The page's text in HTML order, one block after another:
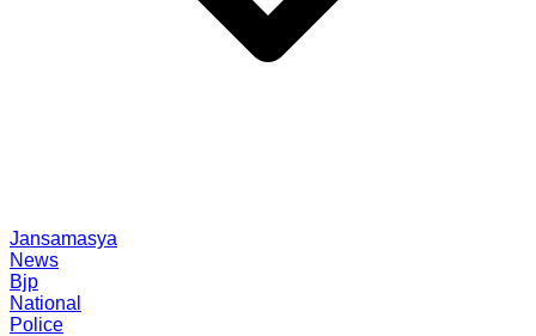
Jansamasya
News
Bjp
National
Police